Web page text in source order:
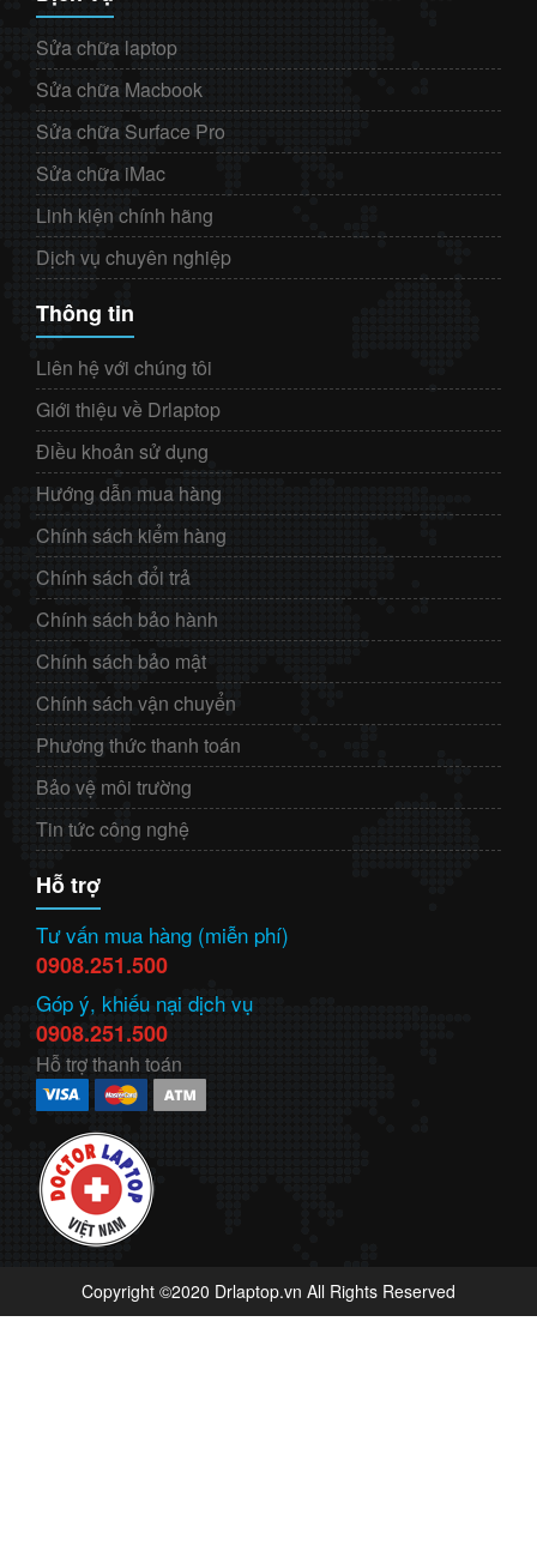
Sửa chữa laptop
Sửa chữa Macbook
Sửa chữa Surface Pro
Sửa chữa iMac
Linh kiện chính hãng
Dịch vụ chuyên nghiệp
Thông tin
Liên hệ với chúng tôi
Giới thiệu về Drlaptop
Điều khoản sử dụng
Hướng dẫn mua hàng
Chính sách kiểm hàng
Chính sách đổi trả
Chính sách bảo hành
Chính sách bảo mật
Chính sách vận chuyển
Phương thức thanh toán
Bảo vệ môi trường
Tin tức công nghệ
Hỗ trợ
Tư vấn mua hàng (miễn phí)
0908.251.500
Góp ý, khiếu nại dịch vụ
0908.251.500
Hỗ trợ thanh toán
Copyright ©2020 Drlaptop.vn All Rights Reserved